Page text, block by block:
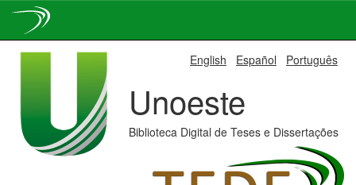
English Español Português
Unoeste
Biblioteca Digital de Teses e Dissertações